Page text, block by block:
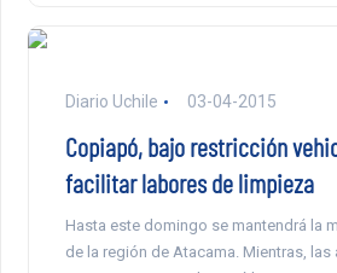
Diario Uchile 03-04-2015
Copiapó, bajo restricción
facilitar labores de limpieza
Hasta este domingo se mantendrá la
de la región de Atacama. Mientras,